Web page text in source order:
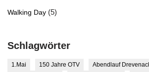
Walking Day (5)
Schlagwörter
1.Mai 150 Jahre OTV
Abendlauf